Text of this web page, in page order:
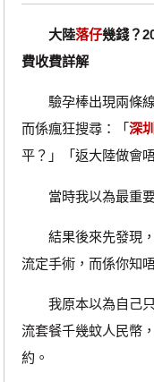
大陸落仔幾錢？
費收費詳解
驗孕棒出現兩條線
而係瘋狂搜尋：「 深
平？」「返大陸做會
當時我以為最重要
結果後來先發現，
流定手術，而係你知
我原本以為自己只
流套餐千幾蚊人民幣
約。